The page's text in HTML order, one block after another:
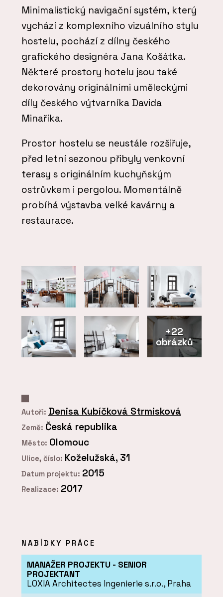
Minimalistický navigační systém, který
vychází z komplexního vizuálního stylu
hostelu, pochází z dílny českého
grafického designéra Jana Košátka.
Některé prostory hotelu jsou také
dekorovány originálními uměleckými
díly českého výtvarníka Davida
Minaříka.
Prostor hostelu se neustále rozšiřuje,
před letní sezonou přibyly venkovní
terasy s originálním kuchyňským
ostrůvkem i pergolou. Momentálně
probíhá výstavba velké kavárny a
restaurace.
+22
obrázků
Autoři: Denisa Kubíčková Strmisková
Země: Česká republika
Město: Olomouc
Ulice, číslo: Koželužská, 31
Datum projektu: 2015
Realizace: 2017
NABÍDKY PRÁCE
MANAŽER PROJEKTU - SENIOR
PROJEKTANT
LOXIA Architectes Ingenierie s.r.o., Praha